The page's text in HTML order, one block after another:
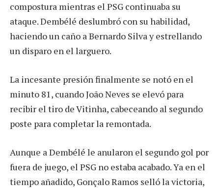
compostura mientras el PSG continuaba su
ataque. Dembélé deslumbró con su habilidad,
haciendo un caño a Bernardo Silva y estrellando
un disparo en el larguero.
La incesante presión finalmente se notó en el
minuto 81, cuando João Neves se elevó para
recibir el tiro de Vitinha, cabeceando al segundo
poste para completar la remontada.
Aunque a Dembélé le anularon el segundo gol por
fuera de juego, el PSG no estaba acabado. Ya en el
tiempo añadido, Gonçalo Ramos selló la victoria,